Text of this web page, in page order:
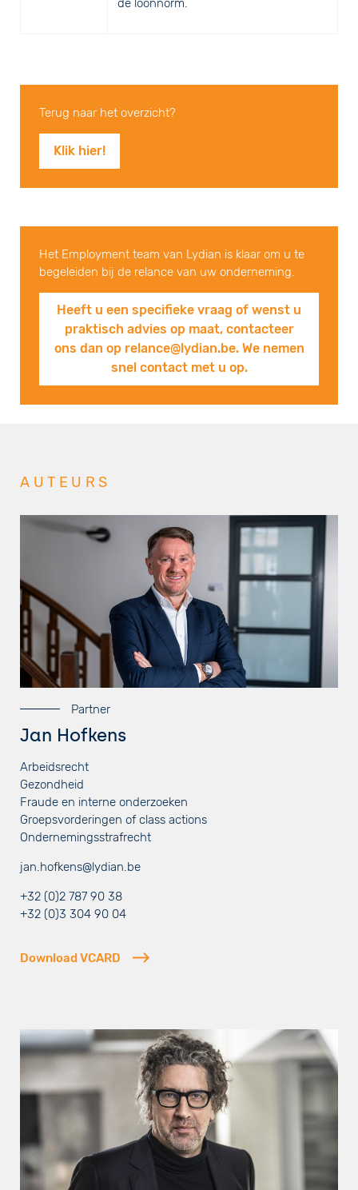
de loonnorm.
Terug naar het overzicht?
Klik hier!
Het Employment team van Lydian is klaar om u te
begeleiden bij de relance van uw onderneming.
Heeft u een specifieke vraag of wenst u
praktisch advies op maat, contacteer
ons dan op relance@lydian.be. We nemen
snel contact met u op.
AUTEURS
Partner
Jan Hofkens
Arbeidsrecht
Gezondheid
Fraude en interne onderzoeken
Groepsvorderingen of class actions
Ondernemingsstrafrecht
jan.hofkens@lydian.be
+32 (0)2 787 90 38
+32 (0)3 304 90 04
Download VCARD